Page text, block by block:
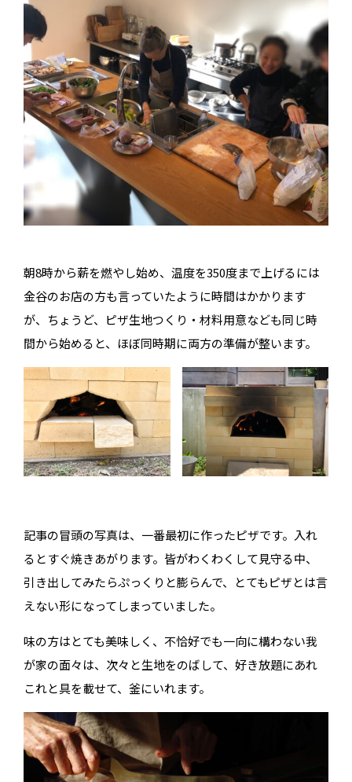
朝8時から薪を燃やし始め、温度を350度まで上げるには
金谷のお店の方も言っていたように時間はかかります
が、ちょうど、ピザ生地つくり・材料用意なども同じ時
間から始めると、ほぼ同時期に両方の準備が整います。
記事の冒頭の写真は、一番最初に作ったピザです。 入れ
るとすぐ焼きあがります。皆がわくわくして見守る中、
引き出してみたらぷっくりと膨らんで、とてもピザとは言
えない形になってしまっていました。
味の方はとても美味しく、不恰好でも一向に構わない我
が家の面々は、次々と生地をのばして、好き放題にあれ
これと具を載せて、釜にいれます。